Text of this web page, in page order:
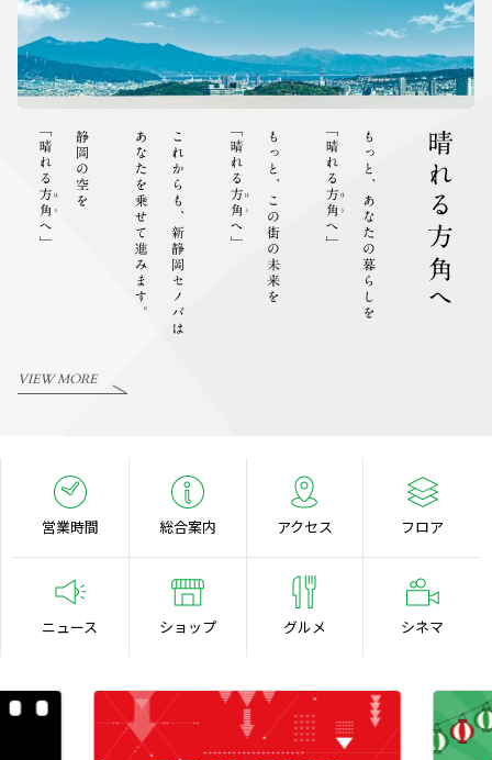
VIEW MORE
営業時間 総合案内 アクセス フロア
ニュース ショップ グルメ シネマ